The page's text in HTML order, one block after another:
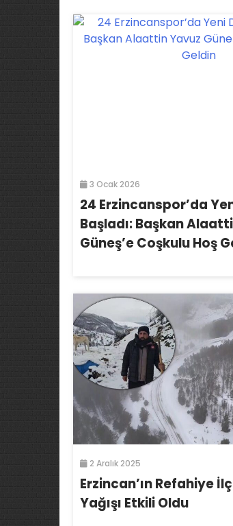
3 Ocak 2026
24 Erzincanspor’da
Başladı: Başkan
Güneş’e Coşkulu Hoş
2 Aralık 2025
Erzincan’ın Refahiye
Yağışı Etkili Oldu